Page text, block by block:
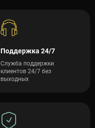
Поддержка 24/7
Служба поддержки
клиентов 24/7 без
выходных